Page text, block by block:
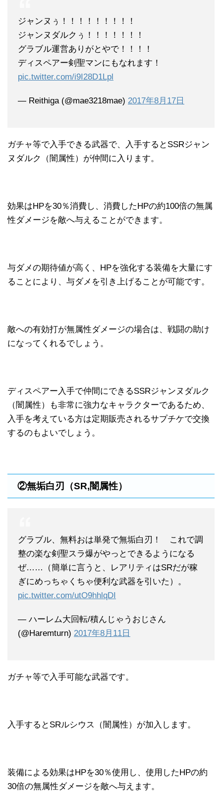
ジャンヌぅ！！！！！！！！！
ジャンヌダルクぅ！！！！！！！
グラブル運営ありがとやで！！！！
ディスペアー剣聖マンにもなれます！
pic.twitter.com/i9I28D1Lpl
— Reithiga (@mae3218mae) 2017年8月17日
ガチャ等で入手できる武器で、入手するとSSRジャン
ヌダルク（闇属性）が仲間に入ります。
効果はHPを30％消費し、消費したHPの約100倍の無属
性ダメージを敵へ与えることができます。
与ダメの期待値が高く、HPを強化する装備を大量にす
ることにより、与ダメを引き上げることが可能です。
敵への有効打が無属性ダメージの場合は、戦闘の助け
になってくれるでしょう。
ディスペアー入手で仲間にできるSSRジャンヌダルク
（闇属性）も非常に強力なキャラクターであるため、
入手を考えている方は定期販売されるサプチケで交換
するのもよいでしょう。
②無垢白刃（SR,闇属性）
グラブル、無料おは単発で無垢白刃！ これで調
整の楽な剣聖スラ爆がやっとできるようになる
ぜ……（簡単に言うと、レアリティはSRだが稼
ぎにめっちゃくちゃ便利な武器を引いた）。
pic.twitter.com/utO9hhlqDI
— ハーレム大回転/積んじゃうおじさん
(@Haremturn) 2017年8月11日
ガチャ等で入手可能な武器です。
入手するとSRルシウス（闇属性）が加入します。
装備による効果はHPを30％使用し、使用したHPの約
30倍の無属性ダメージを敵へ与えます。